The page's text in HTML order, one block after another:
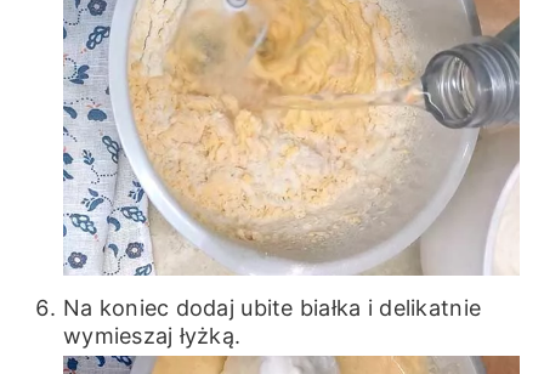
Na koniec dodaj ubite białka i delikatnie
wymieszaj łyżką.